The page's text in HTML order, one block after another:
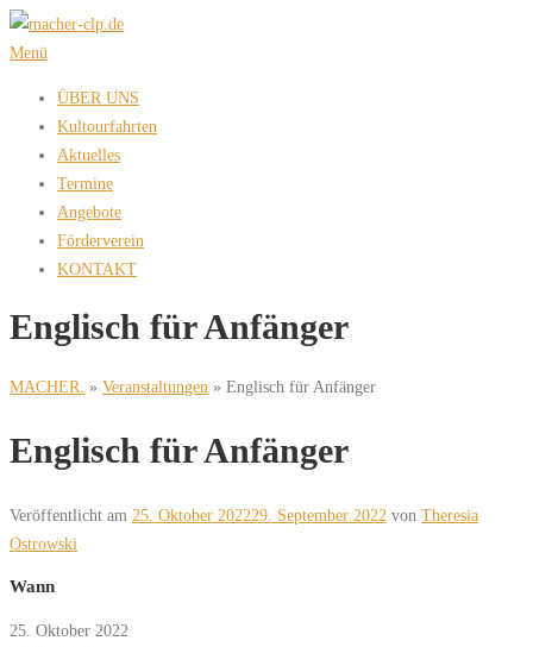
Zum
Inhalt
Menü
ÜBER UNS
Kultourfahrten
Aktuelles
Termine
Angebote
Förderverein
KONTAKT
Englisch für Anfänger
MACHER. » Veranstaltungen » Englisch für Anfänger
Englisch für Anfänger
Veröffentlicht am 25. Oktober 202229. September 2022 von Theresia
Ostrowski
Wann
25. Oktober 2022